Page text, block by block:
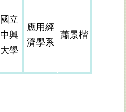
國立
中興
大學
應用經
濟學系
蕭景楷